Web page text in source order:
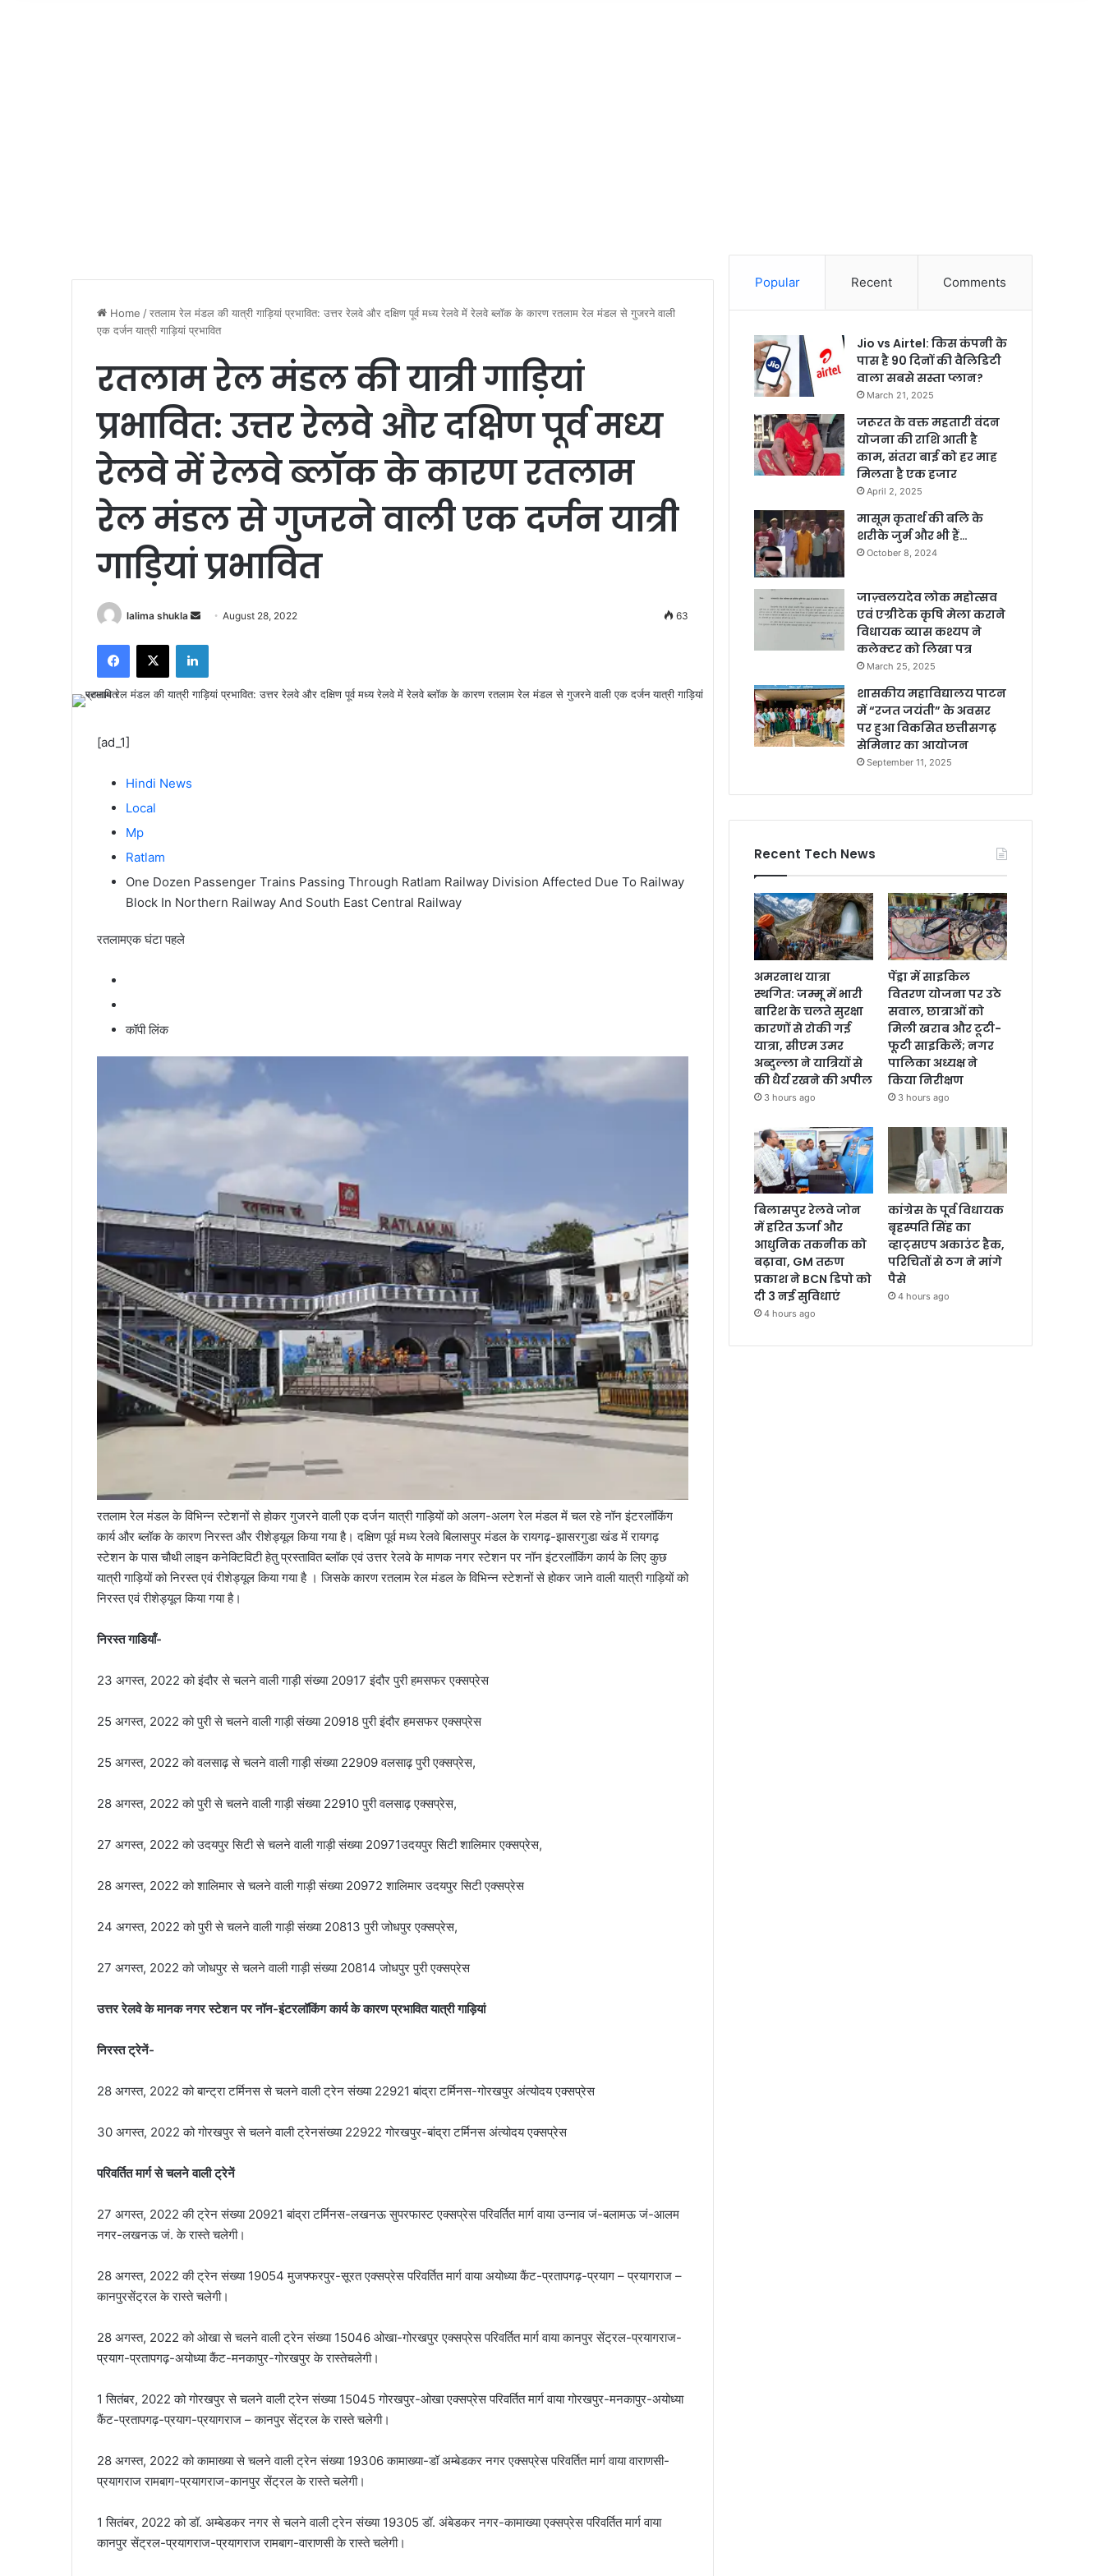
Home /रतलाम रेल मंडल की यात्री गाड़ियां प्रभावित: उत्तर रेलवे और दक्षिण पूर्व मध्य रेलवे में रेलवे ब्लॉक के कारण रतलाम रेल मंडल से गुजरने वाली
एक दर्जन यात्री गाड़ियां प्रभावित
रतलाम रेल मंडल की यात्री गाड़ियां
प्रभावित: उत्तर रेलवे और दक्षिण पूर्व मध्य
रेलवे में रेलवे ब्लॉक के कारण रतलाम
रेल मंडल से गुजरने वाली एक दर्जन यात्री
गाड़ियां प्रभावित
lalima shukla
Send August 28, 2022 63
Facebook
X LinkedIn
[ad_1]
Hindi News
Local
Mp
Ratlam
One Dozen Passenger Trains Passing Through Ratlam Railway Division Affected Due To Railway
Block In Northern Railway And South East Central Railway
रतलामएक घंटा पहले
कॉपी लिंक
रतलाम रेल मंडल के विभिन्न स्टेशनों से होकर गुजरने वाली एक दर्जन यात्री गाड़ियों को अलग-अलग रेल मंडल में चल रहे नॉन इंटरलॉकिंग
कार्य और ब्लॉक के कारण निरस्त और रीशेड्यूल किया गया है। दक्षिण पूर्व मध्‍य रेलवे बिलासपुर मंडल के रायगढ़-झासरगुडा खंड में रायगढ़
स्‍टेशन के पास चौथी लाइन कनेक्टिविटी हेतु प्रस्‍तावित ब्‍लॉक एवं उत्तर रेलवे के माणक नगर स्टेशन पर नॉन इंटरलॉकिंग कार्य के लिए कुछ
यात्री गाड़ियों को निरस्त एवं रीशेड्यूल किया गया है । जिसके कारण रतलाम रेल मंडल के विभिन्न स्टेशनों से होकर जाने वाली यात्री गाड़ियों को
निरस्त एवं रीशेड्यूल किया गया है।
निरस्‍त गाडियॉं-
23 अगस्‍त, 2022 को इंदौर से चलने वाली गाड़ी संख्‍या 20917 इंदौर पुरी हमसफर एक्‍सप्रेस
25 अगस्‍त, 2022 को पुरी से चलने वाली गाड़ी संख्‍या 20918 पुरी इंदौर हमसफर एक्‍सप्रेस
25 अगस्‍त, 2022 को वलसाढ़ से चलने वाली गाड़ी संख्‍या 22909 वलसाढ़ पुरी एक्‍सप्रेस,
28 अगस्‍त, 2022 को पुरी से चलने वाली गाड़ी संख्‍या 22910 पुरी वलसाढ़ एक्‍सप्रेस,
27 अगस्‍त, 2022 को उदयपुर सिटी से चलने वाली गाड़ी संख्‍या 20971उदयपुर सिटी शालिमार एक्‍सप्रेस,
28 अगस्‍त, 2022 को शालिमार से चलने वाली गाड़ी संख्‍या 20972 शालिमार उदयपुर सिटी एक्‍सप्रेस
24 अगस्‍त, 2022 को पुरी से चलने वाली गाड़ी संख्‍या 20813 पुरी जोधपुर एक्‍सप्रेस,
27 अगस्‍त, 2022 को जोधपुर से चलने वाली गाड़ी संख्‍या 20814 जोधपुर पुरी एक्‍सप्रेस
उत्तर रेलवे के मानक नगर स्टेशन पर नॉन-इंटरलॉकिंग कार्य के कारण प्रभावित यात्री गाड़ियां
निरस्‍त ट्रेनें-
28 अगस्त, 2022 को बान्‍ट्रा टर्मिनस से चलने वाली ट्रेन संख्या 22921 बांद्रा टर्मिनस-गोरखपुर अंत्योदय एक्सप्रेस
30 अगस्त, 2022 को गोरखपुर से चलने वाली ट्रेनसंख्या 22922 गोरखपुर-बांद्रा टर्मिनस अंत्योदय एक्सप्रेस
परिवर्तित मार्ग से चलने वाली ट्रेनें
27 अगस्त, 2022 की ट्रेन संख्या 20921 बांद्रा टर्मिनस-लखनऊ सुपरफास्ट एक्सप्रेस परिवर्तित मार्ग वाया उन्नाव जं-बलामऊ जं-आलम
नगर-लखनऊ जं. के रास्‍ते चलेगी।
28 अगस्त, 2022 की ट्रेन संख्या 19054 मुजफ्फरपुर-सूरत एक्सप्रेस परिवर्तित मार्ग वाया अयोध्या कैंट-प्रतापगढ़-प्रयाग – प्रयागराज –
कानपुरसेंट्रल के रास्‍ते चलेगी।
28 अगस्त, 2022 को ओखा से चलने वाली ट्रेन संख्या 15046 ओखा-गोरखपुर एक्सप्रेस परिवर्तित मार्ग वाया कानपुर सेंट्रल-प्रयागराज-
प्रयाग-प्रतापगढ़-अयोध्या कैंट-मनकापुर-गोरखपुर के रास्‍तेचलेगी।
1 सितंबर, 2022 को गोरखपुर से चलने वाली ट्रेन संख्या 15045 गोरखपुर-ओखा एक्सप्रेस परिवर्तित मार्ग वाया गोरखपुर-मनकापुर-अयोध्या
कैंट-प्रतापगढ़-प्रयाग-प्रयागराज – कानपुर सेंट्रल के रास्‍ते चलेगी।
28 अगस्त, 2022 को कामाख्‍या से चलने वाली ट्रेन संख्या 19306 कामाख्या-डॉ अम्बेडकर नगर एक्सप्रेस परिवर्तित मार्ग वाया वाराणसी-
प्रयागराज रामबाग-प्रयागराज-कानपुर सेंट्रल के रास्‍ते चलेगी।
1 सितंबर, 2022 को डॉ. अम्‍बेडकर नगर से चलने वाली ट्रेन संख्या 19305 डॉ. अंबेडकर नगर-कामाख्या एक्सप्रेस परिवर्तित मार्ग वाया
कानपुर सेंट्रल-प्रयागराज-प्रयागराज रामबाग-वाराणसी के रास्‍ते चलेगी।
Popular Recent Comments
Jio vs Airtel: किस कंपनी के
पास है 90 दिनों की वैलिडिटी
वाला सबसे सस्ता प्लान?
March 21, 2025
जरूरत के वक्त महतारी वंदन
योजना की राशि आती है
काम, संतरा बाई को हर माह
मिलता है एक हजार
April 2, 2025
मासूम कृतार्थ की बलि के
शरीके जुर्म और भी हैं…
October 8, 2024
जाज़्वलयदेव लोक महोत्सव
एवं एग्रीटेक कृषि मेला कराने
विधायक व्यास कश्यप ने
कलेक्टर को लिखा पत्र
March 25, 2025
शासकीय महाविद्यालय पाटन
में “रजत जयंती” के अवसर
पर हुआ विकसित छत्तीसगढ़
सेमिनार का आयोजन
September 11, 2025
Recent Tech News
अमरनाथ यात्रा
स्थगित: जम्मू में भारी
बारिश के चलते सुरक्षा
कारणों से रोकी गई
यात्रा, सीएम उमर
अब्दुल्ला ने यात्रियों से
की धैर्य रखने की अपील
3 hours ago
पेंड्रा में साइकिल
वितरण योजना पर उठे
सवाल, छात्राओं को
मिली खराब और टूटी-
फूटी साइकिलें; नगर
पालिका अध्यक्ष ने
किया निरीक्षण
3 hours ago
बिलासपुर रेलवे जोन
में हरित ऊर्जा और
आधुनिक तकनीक को
बढ़ावा, GM तरुण
प्रकाश ने BCN डिपो को
दी 3 नई सुविधाएं
4 hours ago
कांग्रेस के पूर्व विधायक
बृहस्पति सिंह का
व्हाट्सएप अकाउंट हैक,
परिचितों से ठग ने मांगे
पैसे
4 hours ago